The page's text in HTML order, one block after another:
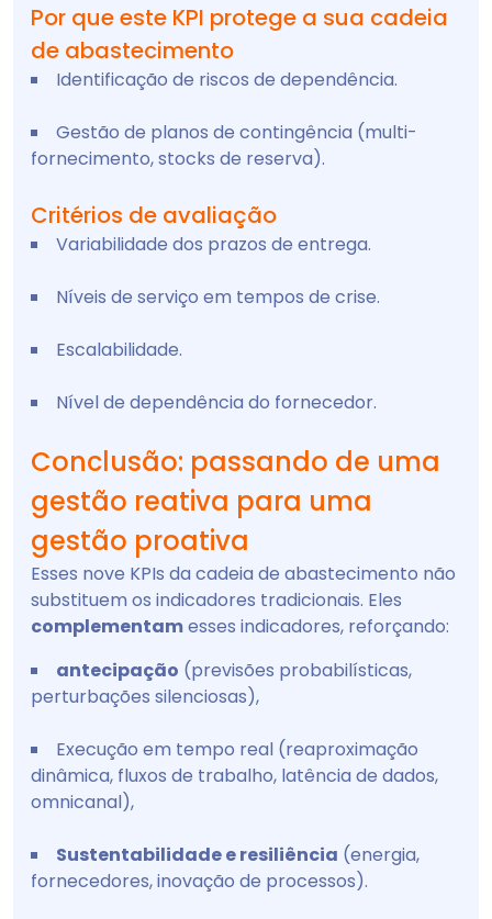
Por que este KPI protege a sua cadeia
de abastecimento
Identificação de riscos de dependência.
Gestão de planos de contingência (multi-
fornecimento, stocks de reserva).
Critérios de avaliação
Variabilidade dos prazos de entrega.
Níveis de serviço em tempos de crise.
Escalabilidade.
Nível de dependência do fornecedor.
Conclusão: passando de uma
gestão reativa para uma
gestão proativa
Esses nove KPIs da cadeia de abastecimento não
substituem os indicadores tradicionais. Eles
complementamesses indicadores, reforçando:
antecipação (previsões probabilísticas,
perturbações silenciosas),
Execução em tempo real (reaproximação
dinâmica, fluxos de trabalho, latência de dados,
omnicanal),
Sustentabilidade e resiliência (energia,
fornecedores, inovação de processos).